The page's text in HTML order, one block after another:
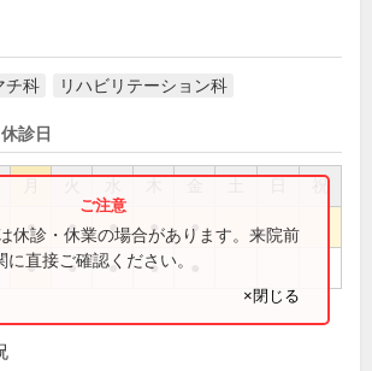
チ科 リハビリテーション科
診日
祝
● ● ● ● ●
● ● ● ●
休診・休業の場合があります。来院前
直接ご確認ください。
×閉じる